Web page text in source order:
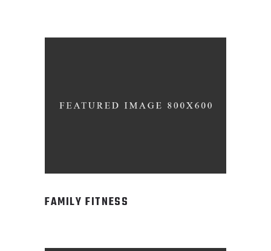
FAMILY FITNESS